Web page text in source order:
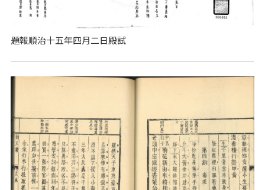
題報順治十五年四月二日殿試